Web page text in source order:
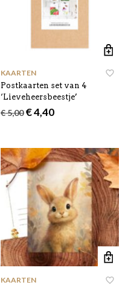
KAARTEN
Postkaarten set van 4
‘Lieveheersbeestje’
€5,00 Oorspronkelijke
€4,40Huidige
KAARTEN